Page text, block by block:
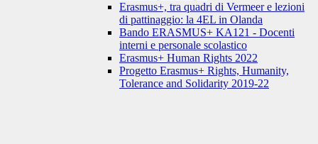
Erasmus+, tra quadri di Vermeer e lezioni
di pattinaggio: la 4EL in Olanda
Bando ERASMUS+ KA121 - Docenti
interni e personale scolastico
Erasmus+ Human Rights 2022
Progetto Erasmus+ Rights, Humanity,
Tolerance and Solidarity 2019-22